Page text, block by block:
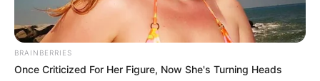
BRAINBERRIES
Once Criticized For Her Figure, Now She's Turning Heads